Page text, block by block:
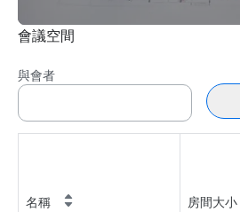
會議空間
與會者
名稱 房間大小